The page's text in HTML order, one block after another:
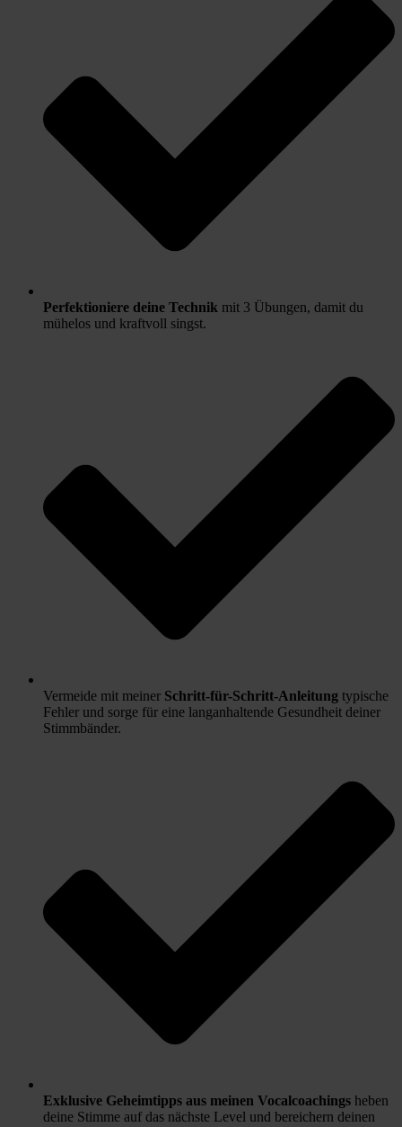
Perfektioniere deine Technik mit 3 Übungen, damit du
mühelos und kraftvoll singst.
Vermeide mit meiner Schritt-für-Schritt-Anleitung typische
Fehler und sorge für eine langanhaltende Gesundheit deiner
Stimmbänder.
Exklusive Geheimtipps aus meinen Vocalcoachings heben
deine Stimme auf das nächste Level und bereichern deinen